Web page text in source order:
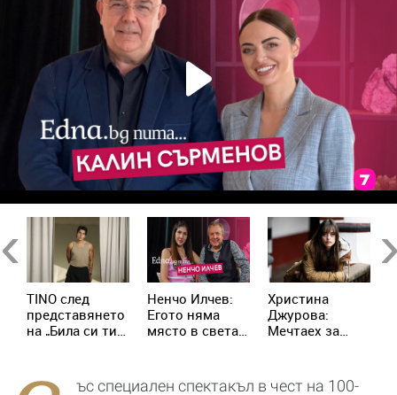
TINO след
представянето
на „Била си ти“:
трябва да се
Ненчо Илчев:
Егото няма
място в света
Христина
Джурова:
Мечтаех за
полицай
ъс специален спектакъл в чест на 100-